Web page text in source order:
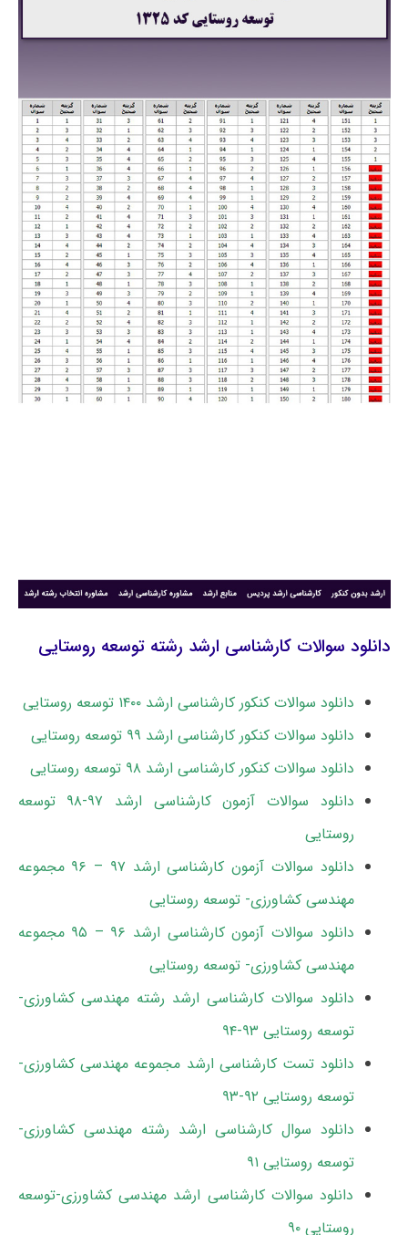
دانلود سوالات کارشناسی ارشد رشته توسعه روستایی
دانلود سوالات کنکور کارشناسی ارشد ۱۴۰۰ توسعه روستایی
دانلود سوالات کنکور کارشناسی ارشد ۹۹ توسعه روستایی
دانلود سوالات کنکور کارشناسی ارشد ۹۸ توسعه روستایی
دانلود سوالات آزمون کارشناسی ارشد ۹۷-۹۸ توسعه
روستایی
دانلود سوالات آزمون کارشناسی ارشد ۹۷ – ۹۶ مجموعه
مهندسی کشاورزی- توسعه روستایی
دانلود سوالات آزمون کارشناسی ارشد ۹۶ – ۹۵ مجموعه
مهندسی کشاورزی- توسعه روستایی
دانلود سوالات کارشناسی ارشد رشته مهندسی کشاورزی-
توسعه روستایی ۹۳-۹۴
دانلود تست کارشناسی ارشد مجموعه مهندسی کشاورزی-
توسعه روستایی ۹۲-۹۳
دانلود سوال کارشناسی ارشد رشته مهندسی کشاورزی-
توسعه روستایی ۹۱
دانلود سوالات کارشناسی ارشد مهندسی کشاورزی-توسعه
روستایی ۹۰